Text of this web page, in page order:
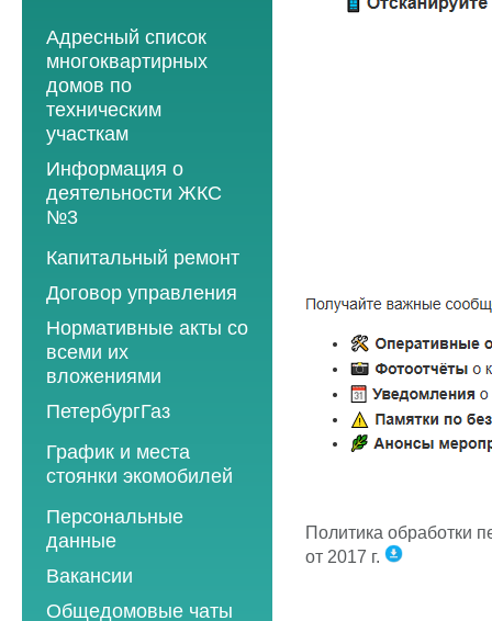
Адресный список
многоквартирных
домов по
техническим
участкам
Информация о
деятельности ЖКС
№3
Программы
2013 год
2014 год
2015 год
2016 год
2017 год
2018 год
Капитальный ремонт
Договор управления
Нормативные акты со
всеми их
вложениями
ПетербургГаз
2018 год
2019 год
2020 год
2021 год
2022 год
График и места
стоянки экомобилей
2019 год
2020 год
2021 год
2022 год
Персональные
данные
Вакансии
Общедомовые чаты
Политика обработки
от 2017 г.